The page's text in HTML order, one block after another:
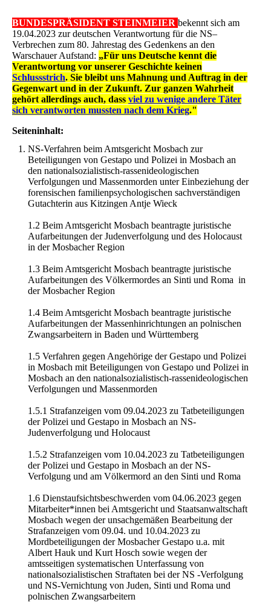
BUNDESPRÄSIDENT STEINMEIER bekennt sich am
19.04.2023 zur deutschen Verantwortung für die NS–
Verbrechen zum 80. Jahrestag des Gedenkens an den
Warschauer Aufstand: „Für uns Deutsche kennt die
Verantwortung vor unserer Geschichte keinen
Schlussstrich. Sie bleibt uns Mahnung und Auftrag in der
Gegenwart und in der Zukunft. Zur ganzen Wahrheit
gehört allerdings auch, dass viel zu wenige andere Täter
sich verantworten mussten nach dem Krieg."
Seiteninhalt:
NS-Verfahren beim Amtsgericht Mosbach zur
Beteiligungen von Gestapo und Polizei in Mosbach an
den nationalsozialistisch-rassenideologischen
Verfolgungen und Massenmorden unter Einbeziehung der
forensischen familienpsychologischen sachverständigen
Gutachterin aus Kitzingen Antje Wieck
1.2 Beim Amtsgericht Mosbach beantragte juristische
Aufarbeitungen der Judenverfolgung und des Holocaust
in der Mosbacher Region
1.3 Beim Amtsgericht Mosbach beantragte juristische
Aufarbeitungen des Völkermordes an Sinti und Roma in
der Mosbacher Region
1.4 Beim Amtsgericht Mosbach beantragte juristische
Aufarbeitungen der Massenhinrichtungen an polnischen
Zwangsarbeitern in Baden und Württemberg
1.5 Verfahren gegen Angehörige der Gestapo und Polizei
in Mosbach mit Beteiligungen von Gestapo und Polizei in
Mosbach an den nationalsozialistisch-rassenideologischen
Verfolgungen und Massenmorden
1.5.1 Strafanzeigen vom 09.04.2023 zu Tatbeteiligungen
der Polizei und Gestapo in Mosbach an NS-
Judenverfolgung und Holocaust
1.5.2 Strafanzeigen vom 10.04.2023 zu Tatbeteiligungen
der Polizei und Gestapo in Mosbach an der NS-
Verfolgung und am Völkermord an den Sinti und Roma
1.6 Dienstaufsichtsbeschwerden vom 04.06.2023 gegen
Mitarbeiter*innen bei Amtsgericht und Staatsanwaltschaft
Mosbach wegen der unsachgemäßen Bearbeitung der
Strafanzeigen vom 09.04. und 10.04.2023 zu
Mordbeteiligungen der Mosbacher Gestapo u.a. mit
Albert Hauk und Kurt Hosch sowie wegen der
amtsseitigen systematischen Unterfassung von
nationalsozialistischen Straftaten bei der NS -Verfolgung
und NS-Vernichtung von Juden, Sinti und Roma und
polnischen Zwangsarbeitern